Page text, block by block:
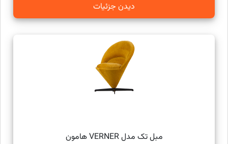
دیدن جزئیات
مبل تک مدل VERNER هامون